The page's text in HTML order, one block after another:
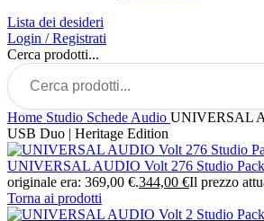
Lista dei desideri
Login / Registrati
Cerca prodotti...
Home Studio Schede Audio UNIVERSAL
USB Duo | Heritage Edition
UNIVERSAL AUDIO Volt 276 Studio Pack
originale era: 369,00 €.344,00 €Il prezzo
Torna ai prodotti